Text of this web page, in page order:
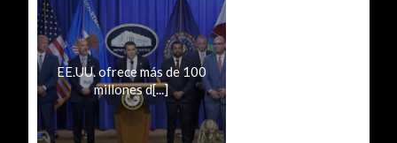
EE.UU. ofrece más de 100
millones d[...]